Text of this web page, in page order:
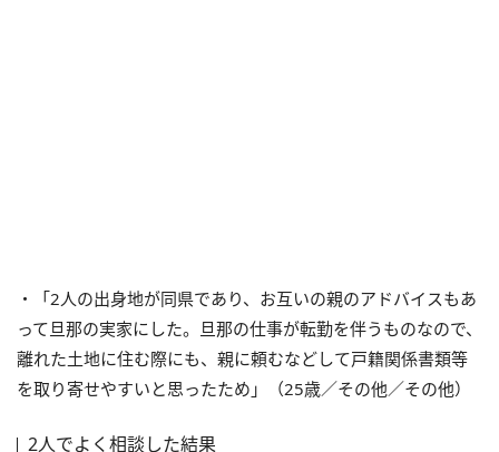
・「2人の出身地が同県であり、お互いの親のアドバイスもあ
って旦那の実家にした。旦那の仕事が転勤を伴うものなので、
離れた土地に住む際にも、親に頼むなどして戸籍関係書類等
を取り寄せやすいと思ったため」（25歳／その他／その他）
2人でよく相談した結果